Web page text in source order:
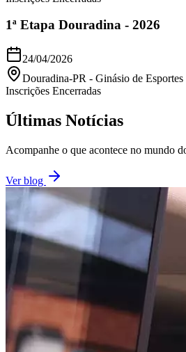
1ª Etapa Douradina - 2026
24/04/2026
Douradina-PR - Ginásio de
Inscrições Encerradas
Últimas Notícias
Acompanhe o que acontece no mundo
Ver blog